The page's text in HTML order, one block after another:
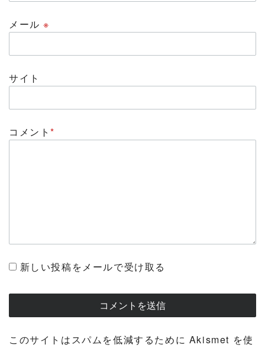
メール※
サイト
コメント*
新しい投稿をメールで受け取る
このサイトはスパムを低減するために Akismet を使